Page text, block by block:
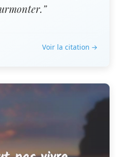
Voir la citation →